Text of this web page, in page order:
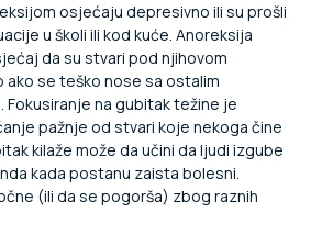
osjećaju depresivno ili su prošli
u školi ili kod kuće. Anoreksija
da su stvari pod njihovom
se teško nose sa ostalim
Fokusiranje na gubitak težine je
pažnje od stvari koje nekoga čine
kilaže može da učini da ljudi izgube
kada postanu zaista bolesni.
(ili da se pogorša) zbog raznih